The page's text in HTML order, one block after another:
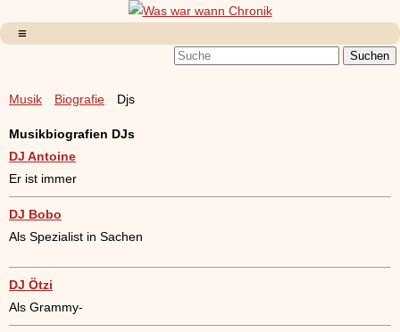
Musik Biografie Djs
Musikbiografien DJs
DJ Antoine
Er ist immer
DJ Bobo
Als Spezialist in Sachen
DJ Ötzi
Als Grammy-